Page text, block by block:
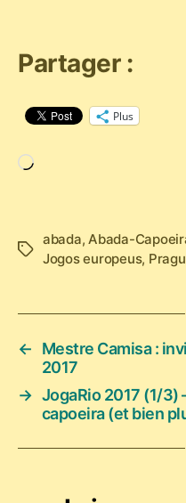
Partager :
Plus
Étiquettes
abada, Abada-
Jogos europeus,
←
Mestre Camisa :
2017
→ JogaRio 2017 (1/3)
capoeira (et bien